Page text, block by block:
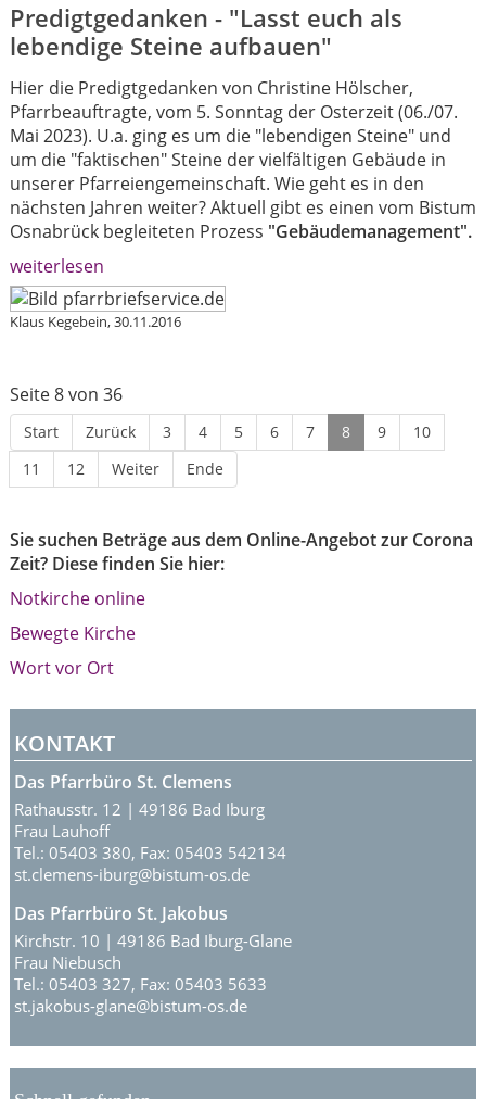
Predigtgedanken - "Lasst euch als
lebendige Steine aufbauen"
Hier die Predigtgedanken von Christine Hölscher,
Pfarrbeauftragte, vom 5. Sonntag der Osterzeit (06./07.
Mai 2023). U.a. ging es um die "lebendigen Steine" und
um die "faktischen" Steine der vielfältigen Gebäude in
unserer Pfarreiengemeinschaft. Wie geht es in den
nächsten Jahren weiter? Aktuell gibt es einen vom Bistum
Osnabrück begleiteten Prozess "Gebäudemanagement".
weiterlesen
Klaus Kegebein, 30.11.2016
Seite 8 von 36
Start Zurück 3 4 5 6 7 8 9
10
11
12 Weiter Ende
Sie suchen Beträge aus dem Online-Angebot zur Corona
Zeit? Diese finden Sie hier:
Notkirche online
Bewegte Kirche
Wort vor Ort
KONTAKT
Das Pfarrbüro St. Clemens
Rathausstr. 12 | 49186 Bad Iburg
Frau Lauhoff
Tel.: 05403 380, Fax: 05403 542134
st.clemens-iburg@bistum-os.de
Das Pfarrbüro St. Jakobus
Kirchstr. 10 | 49186 Bad Iburg-Glane
Frau Niebusch
Tel.: 05403 327, Fax: 05403 5633
st.jakobus-glane@bistum-os.de